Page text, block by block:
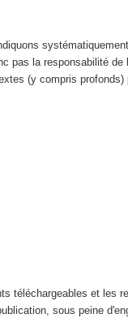
pas la responsabilité
(y compris
téléchargeables et les
sous peine